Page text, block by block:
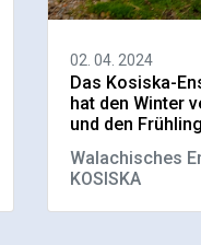
02. 04. 2024
Das Kosiska-
hat den Winter
und den
Walachisches
KOSISKA